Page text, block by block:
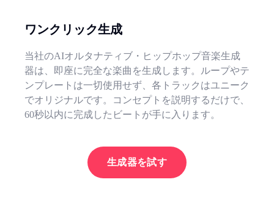
ワンクリック生成
当社のAIオルタナティブ・ヒップホップ音楽生成
器は、即座に完全な楽曲を生成します。ループやテ
ンプレートは一切使用せず、各トラックはユニーク
でオリジナルです。コンセプトを説明するだけで、
60秒以内に完成したビートが手に入ります。
生成器を試す